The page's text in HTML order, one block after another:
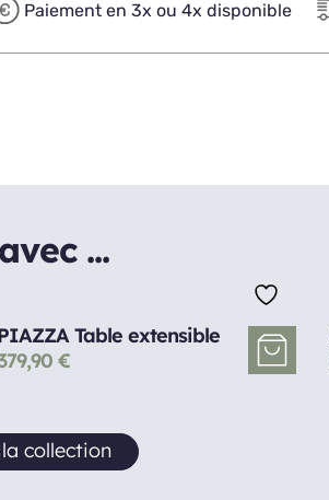
Paiement en 3x ou 4x disponible
...
Table extensible
€
collection